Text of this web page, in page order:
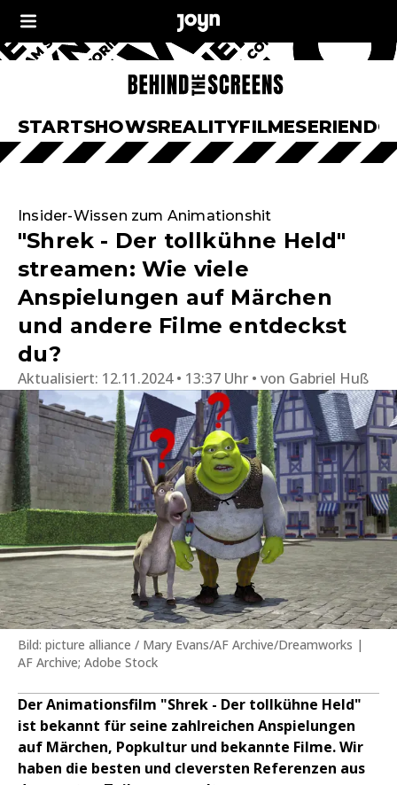
STARTSHOWSREALITYFILMESERIEN
Insider-Wissen zum Animationshit
"Shrek - Der tollkühne Held"
streamen: Wie viele
Anspielungen auf Märchen
und andere Filme entdeckst
du?
Aktualisiert: 12.11.2024 • 13:37 Uhr von Gabriel Huß
Bild: picture alliance / Mary Evans/AF Archive/Dreamworks |
AF Archive; Adobe Stock
Der Animationsfilm "Shrek - Der tollkühne Held"
ist bekannt für seine zahlreichen Anspielungen
auf Märchen, Popkultur und bekannte Filme. Wir
haben die besten und cleversten Referenzen aus